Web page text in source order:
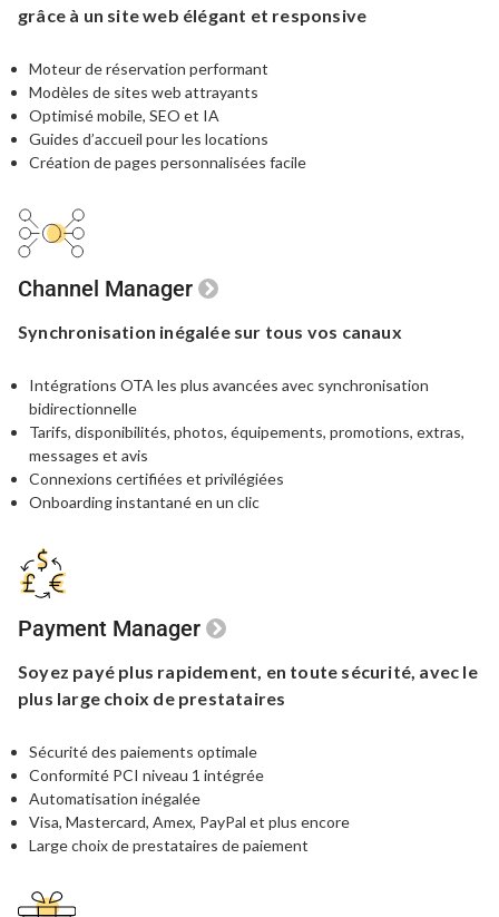
grâce à un site web élégant et responsive
Moteur de réservation performant
Modèles de sites web attrayants
Optimisé mobile, SEO et IA
Guides d’accueil pour les locations
Création de pages personnalisées facile
Channel Manager
Synchronisation inégalée sur tous vos canaux
Intégrations OTA les plus avancées avec synchronisation
bidirectionnelle
Tarifs, disponibilités, photos, équipements, promotions, extras,
messages et avis
Connexions certifiées et privilégiées
Onboarding instantané en un clic
Payment Manager
Soyez payé plus rapidement, en toute sécurité, avec le
plus large choix de prestataires
Sécurité des paiements optimale
Conformité PCI niveau 1 intégrée
Automatisation inégalée
Visa, Mastercard, Amex, PayPal et plus encore
Large choix de prestataires de paiement